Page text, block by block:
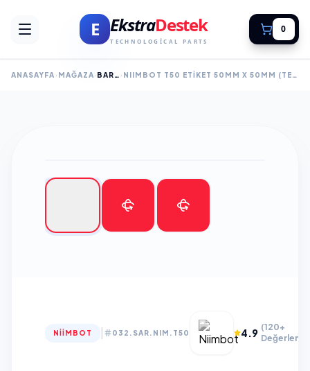
E EkstraDestek
TECHNOLOGICAL PARTS
0
ANASAYFA MAĞAZA BARKOD SARF NIIMBOT T50 ETIKET 50MM X 50MM (TEK KOLONDA 1LI) 150 ADET BEYAZ YUVARLAK (B1, B21S, B3S, B21 PRO)
NIIMBOT 032.SAR.NIM.T50 4.9 (120+